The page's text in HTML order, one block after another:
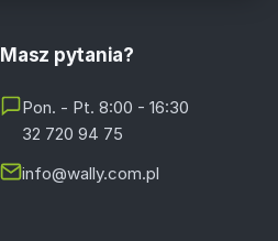
Masz pytania?
Pon. - Pt. 8:00 - 16:30
32 720 94 75
info@wally.com.pl